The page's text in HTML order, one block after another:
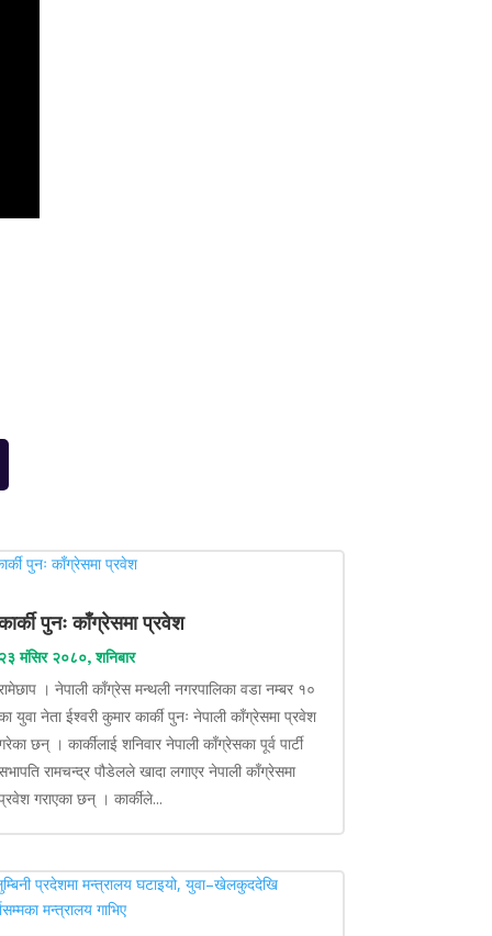
पुनः काँग्रेसमा प्रवेश
२३ मंसिर २०८०, शनिबार
। नेपाली काँग्रेस मन्थली नगरपालिका वडा नम्बर १०
युवा नेता ईश्वरी कुमार कार्की पुनः नेपाली काँग्रेसमा प्रवेश
छन् । कार्कीलाई शनिवार नेपाली काँग्रेसका पूर्व पार्टी
रामचन्द्र पौडेलले खादा लगाएर नेपाली काँग्रेसमा
गराएका छन् । कार्कीले...